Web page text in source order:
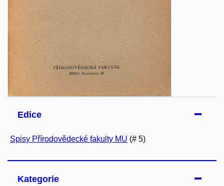
Edice
Spisy Přírodovědecké fakulty MU (# 5)
Kategorie